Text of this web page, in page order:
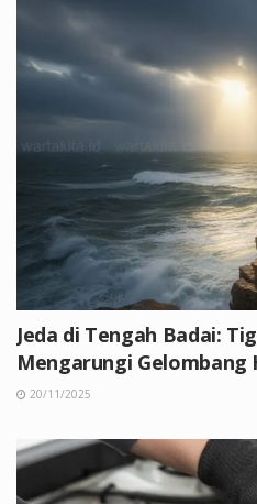
Jeda di Tengah Badai:
Mengarungi Gelombang
20/11/2025